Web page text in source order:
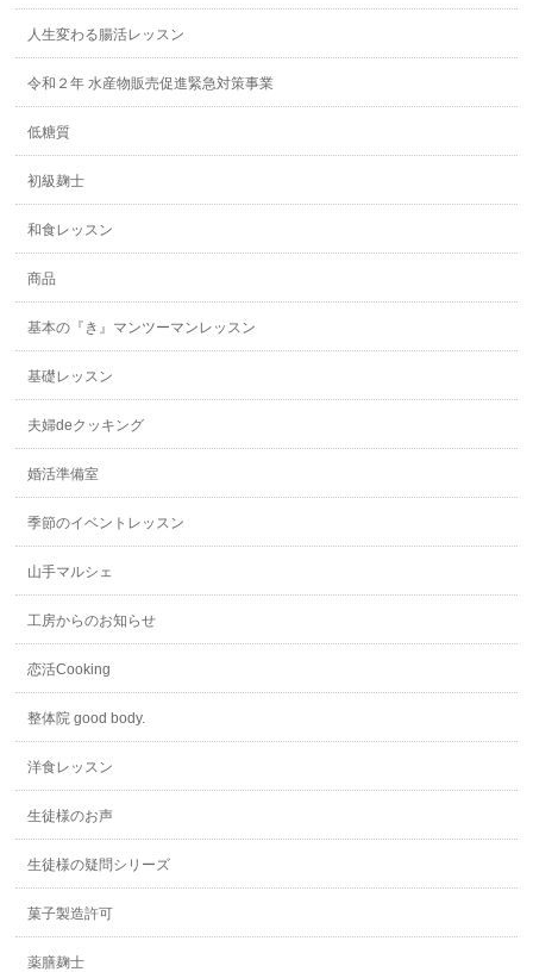
人生変わる腸活レッスン
令和２年 水産物販売促進緊急対策事業
低糖質
初級麹士
和食レッスン
商品
基本の『き』マンツーマンレッスン
基礎レッスン
夫婦deクッキング
婚活準備室
季節のイベントレッスン
山手マルシェ
工房からのお知らせ
恋活Cooking
整体院 good body.
洋食レッスン
生徒様のお声
生徒様の疑問シリーズ
菓子製造許可
薬膳麹士